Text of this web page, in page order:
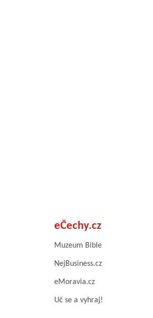
eČechy.cz
Muzeum Bible
NejBusiness.cz
eMoravia.cz
Uč se a vyhraj!